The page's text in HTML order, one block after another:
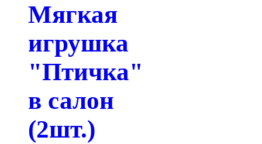
Мягкая
игрушка
"Птичка"
в салон
(2шт.)